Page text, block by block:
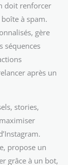
doit renforcer
à spam.
gère
séquences
après un
stories,
propose un
grâce à un bot,